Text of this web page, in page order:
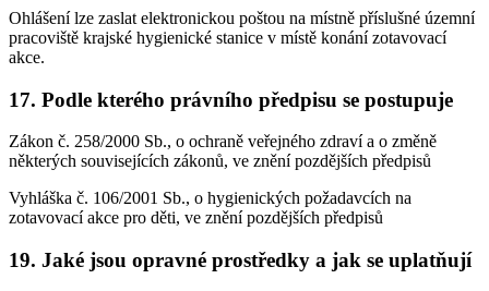
Ohlášení lze zaslat elektronickou poštou na místně příslušné územní
pracoviště krajské hygienické stanice v místě konání zotavovací
akce.
17. Podle kterého právního předpisu se postupuje
Zákon č. 258/2000 Sb., o ochraně veřejného zdraví a o změně
některých souvisejících zákonů, ve znění pozdějších předpisů
Vyhláška č. 106/2001 Sb., o hygienických požadavcích na
zotavovací akce pro děti, ve znění pozdějších předpisů
19. Jaké jsou opravné prostředky a jak se uplatňují